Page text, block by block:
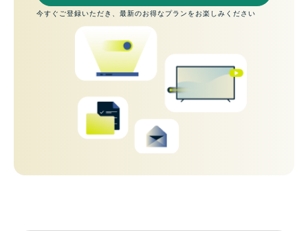
今すぐご登録いただき、最新のお得なプランをお楽しみください